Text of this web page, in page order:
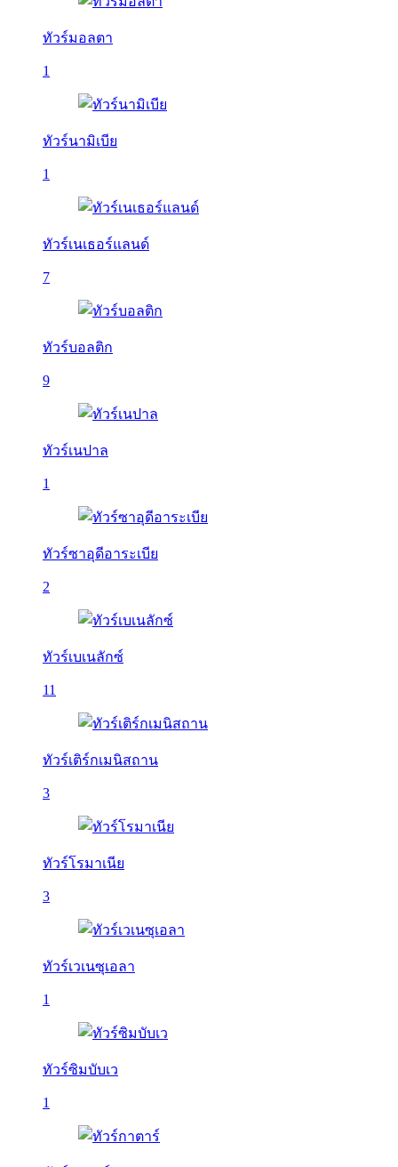
ทัวร์มอลตา
1
ทัวร์นามิเบีย
1
ทัวร์เนเธอร์แลนด์
7
ทัวร์บอลติก
9
ทัวร์เนปาล
1
ทัวร์ซาอุดีอาระเบีย
2
ทัวร์เบเนลักซ์
11
ทัวร์เติร์กเมนิสถาน
3
ทัวร์โรมาเนีย
3
ทัวร์เวเนซุเอลา
1
ทัวร์ซิมบับเว
1